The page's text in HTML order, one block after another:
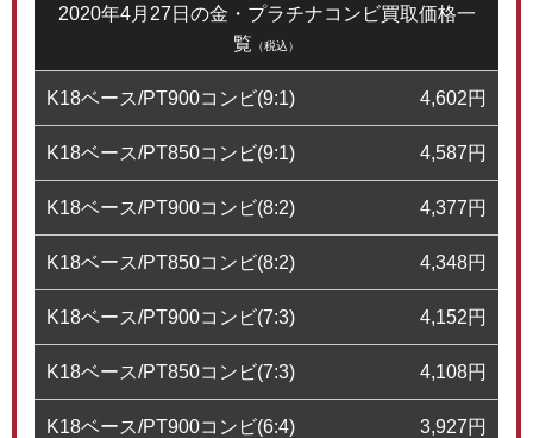
2020年4月27日の金・プラチナコンビ買取価格一
覧 （税込）
K18ベース/PT900コンビ(9:1) 4,602円
K18ベース/PT850コンビ(9:1) 4,587円
K18ベース/PT900コンビ(8:2) 4,377円
K18ベース/PT850コンビ(8:2) 4,348円
K18ベース/PT900コンビ(7:3) 4,152円
K18ベース/PT850コンビ(7:3) 4,108円
K18ベース/PT900コンビ(6:4) 3,927円